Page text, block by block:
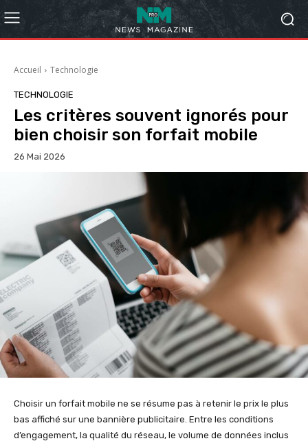
Accueil Technologie
TECHNOLOGIE
Les critères souvent ignorés pour
bien choisir son forfait mobile
26 Mai 2026
Choisir un forfait mobile ne se résume pas à retenir le prix le plus
bas affiché sur une bannière publicitaire. Entre les conditions
d’engagement, la qualité du réseau, le volume de données inclus